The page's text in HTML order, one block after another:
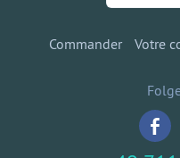
Commander Votre